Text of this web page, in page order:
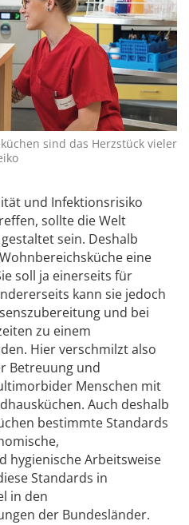
sind das Herzstück vieler
und Infektionsrisiko
sollte die Welt
sein. Deshalb
eine
soll ja einerseits für
kann sie jedoch
und bei
zu einem
Hier verschmilzt also
Betreuung und
Menschen mit
Auch deshalb
bestimmte Standards
hygienische Arbeitsweise
Standards in
in den
der Bundesländer.